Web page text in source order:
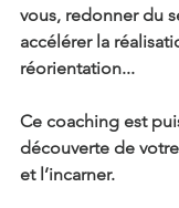
vous, redonner du
accélérer la
réorientation...
Ce coaching est
découverte de
et l’incarner.